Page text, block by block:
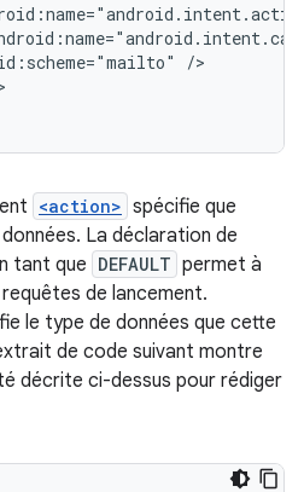
<action> spécifie que
La déclaration de
tant que DEFAULT permet à
de lancement.
le type de données que cette
de code suivant montre
décrite ci-dessus pour rédiger